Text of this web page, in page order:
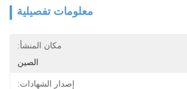
معلومات تفصيلية
مكان المنشأ:
الصين
إصدار الشهادات: